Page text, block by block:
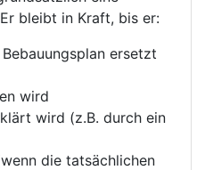
bleibt in Kraft, bis er:
ersetzt
wird
wird (z.B. durch ein
die tatsächlichen